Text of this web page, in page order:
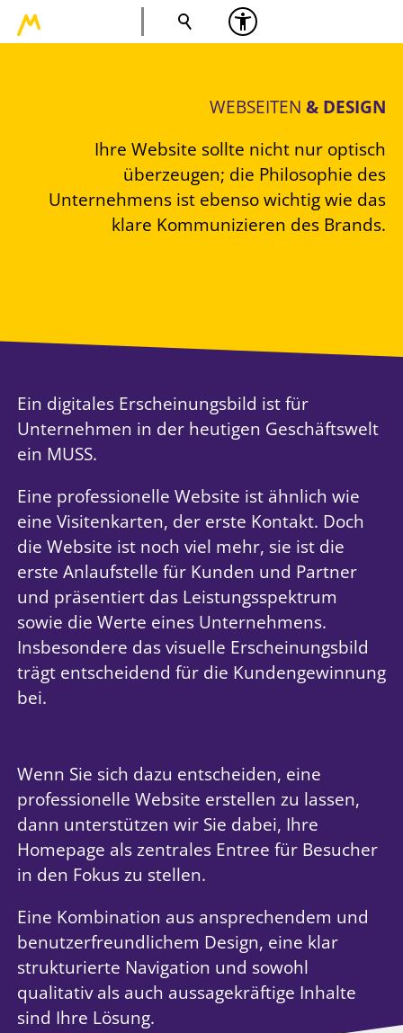
WEBSEITEN & DESIGN
Ihre Website sollte nicht nur optisch
überzeugen; die Philosophie des
Unternehmens ist ebenso wichtig wie das
klare Kommunizieren des Brands.
Ein digitales Erscheinungsbild ist für
Unternehmen in der heutigen Geschäftswelt
ein MUSS.
Eine professionelle Website ist ähnlich wie
eine Visitenkarten, der erste Kontakt. Doch
die Website ist noch viel mehr, sie ist die
erste Anlaufstelle für Kunden und Partner
und präsentiert das Leistungsspektrum
sowie die Werte eines Unternehmens.
Insbesondere das visuelle Erscheinungsbild
trägt entscheidend für die Kundengewinnung
bei.
Wenn Sie sich dazu entscheiden, eine
professionelle Website erstellen zu lassen,
dann unterstützen wir Sie dabei, Ihre
Homepage als zentrales Entree für Besucher
in den Fokus zu stellen.
Eine Kombination aus ansprechendem und
benutzerfreundlichem Design, eine klar
strukturierte Navigation und sowohl
qualitativ als auch aussagekräftige Inhalte
sind Ihre Lösung.